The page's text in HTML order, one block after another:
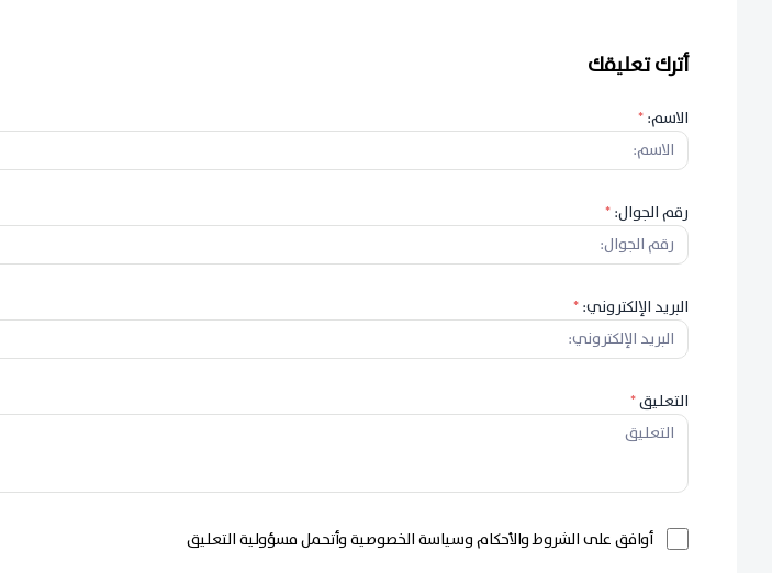
أترك تعليقك
الاسم:*
رقم الجوال:*
البريد الإلكتروني:*
التعليق*
أوافق على الشروط والأحكام وسياسة الخصوصية وأتحمل مسؤولية التعليق